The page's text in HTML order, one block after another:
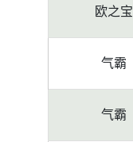
欧之宝
气霸
气霸